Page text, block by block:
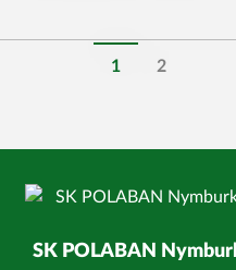
1 2
SK POLABAN